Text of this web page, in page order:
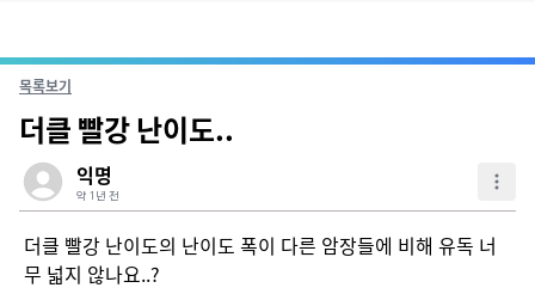
목록보기
더클 빨강 난이도..
익명
약 1년 전
더클 빨강 난이도의 난이도 폭이 다른 암장들에 비해 유독 너
무 넓지 않나요..?